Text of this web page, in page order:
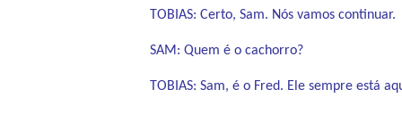
TOBIAS: Certo, Sam. Nós vamos continuar.
SAM: Quem é o cachorro?
TOBIAS: Sam, é o Fred. Ele sempre está